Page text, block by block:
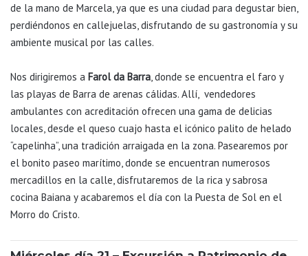
de la mano de Marcela, ya que es una ciudad para degustar bien,
perdiéndonos en callejuelas, disfrutando de su gastronomía y su
ambiente musical por las calles.
Nos dirigiremos a Farol da Barra , donde se encuentra el faro y
las playas de Barra de arenas cálidas. Allí, vendedores
ambulantes con acreditación ofrecen una gama de delicias
locales, desde el queso cuajo hasta el icónico palito de helado
“capelinha”, una tradición arraigada en la zona. Pasearemos por
el bonito paseo marítimo, donde se encuentran numerosos
mercadillos en la calle, disfrutaremos de la rica y sabrosa
cocina Baiana y acabaremos el día con la Puesta de Sol en el
Morro do Cristo.